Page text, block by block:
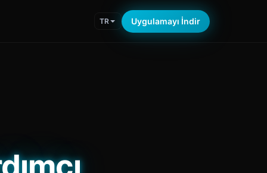
TR Uygulamayı İndir